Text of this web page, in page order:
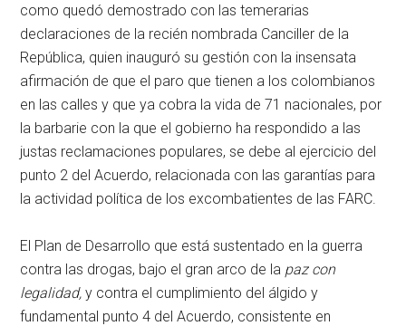
como quedó demostrado con las temerarias
declaraciones de la recién nombrada Canciller de la
República, quien inauguró su gestión con la insensata
afirmación de que el paro que tienen a los colombianos
en las calles y que ya cobra la vida de 71 nacionales, por
la barbarie con la que el gobierno ha respondido a las
justas reclamaciones populares, se debe al ejercicio del
punto 2 del Acuerdo, relacionada con las garantías para
la actividad política de los excombatientes de las FARC.
El Plan de Desarrollo que está sustentado en la guerra
contra las drogas, bajo el gran arco de la paz con
legalidad, y contra el cumplimiento del álgido y
fundamental punto 4 del Acuerdo, consistente en